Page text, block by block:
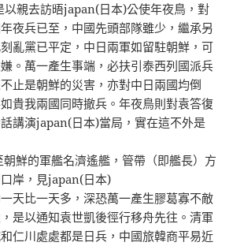
以親去訪晤japan(日本)公使年夜鳥，對
夜兵已至，中國先頭部隊雖少，繼承另
亂黨已平定，中日兩軍如留駐朝鮮，可
。萬一產生事端，必扶引泰西列國派兵
止是朝鮮的災害，亦對中日兩國均倒
貴我兩國同時撤兵。年夜鳥則對袁答復
講演japan(日本)當局，實在這不外是
的軍艦名濟遙艦，管帶（即艦長）方
岸，見japan(日本)
比一天多，深恐萬一產生膠葛寡不敵
是以通知袁世凱後徑行移舟先往。清軍
仁川處處都是日兵，中國旅韓商平易近